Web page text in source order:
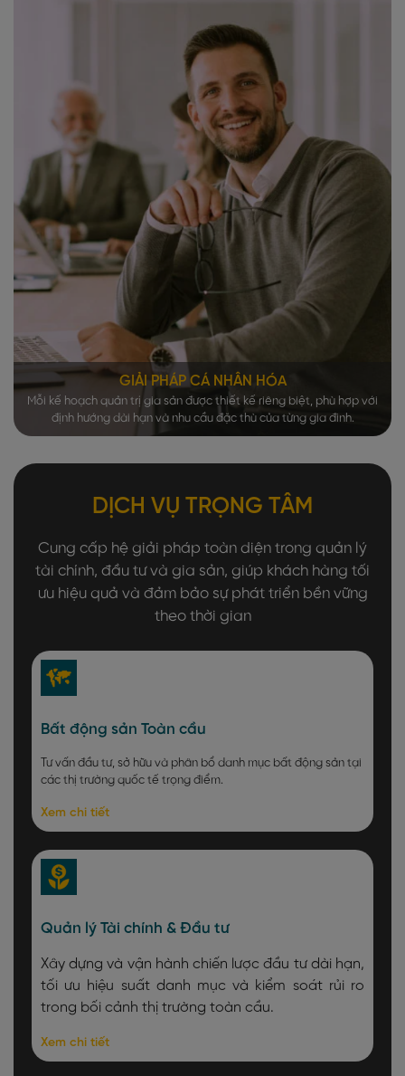
GIẢI PHÁP CÁ NHÂN HÓA
Mỗi kế hoạch quản trị gia sản được thiết kế riêng biệt, phù hợp với
định hướng dài hạn và nhu cầu đặc thù của từng gia đình.
DỊCH VỤ TRỌNG TÂM
Cung cấp hệ giải pháp toàn diện trong quản lý
tài chính, đầu tư và gia sản, giúp khách hàng tối
ưu hiệu quả và đảm bảo sự phát triển bền vững
theo thời gian
Bất động sản Toàn cầu
Tư vấn đầu tư, sở hữu và phân bổ danh mục bất động sản tại
các thị trường quốc tế trọng điểm.
Xem chi tiết
Quản lý Tài chính & Đầu tư
Xây dựng và vận hành chiến lược đầu tư dài hạn,
tối ưu hiệu suất danh mục và kiểm soát rủi ro
trong bối cảnh thị trường toàn cầu.
Xem chi tiết